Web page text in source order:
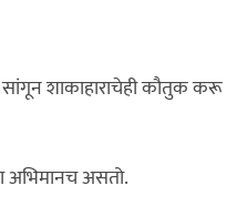
सांगून शाकाहाराचेही कौतुक करू
अभिमानच असतो.